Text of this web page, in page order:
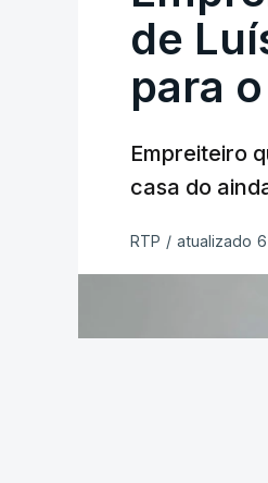
de
para
Empreiteiro
casa do
RTP / atualizado